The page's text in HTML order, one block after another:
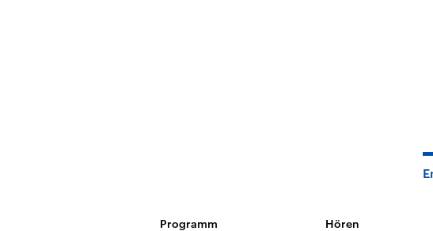
Programm Hören